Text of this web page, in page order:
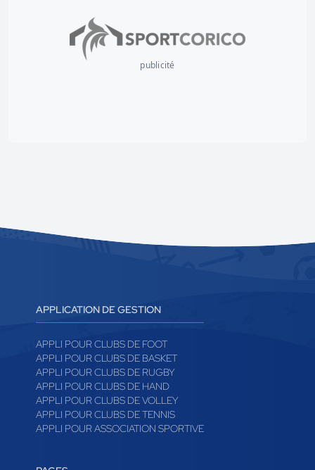
publicité
APPLICATION DE GESTION
APPLI POUR CLUBS DE FOOT
APPLI POUR CLUBS DE BASKET
APPLI POUR CLUBS DE RUGBY
APPLI POUR CLUBS DE HAND
APPLI POUR CLUBS DE VOLLEY
APPLI POUR CLUBS DE TENNIS
APPLI POUR ASSOCIATION SPORTIVE